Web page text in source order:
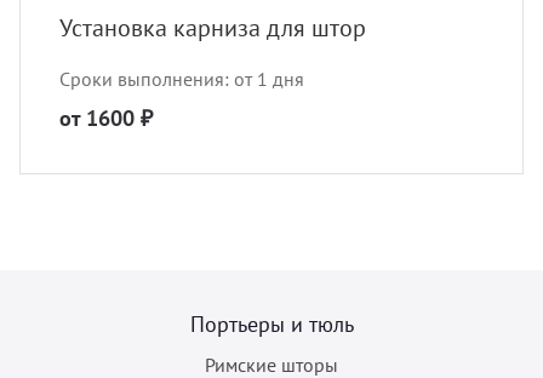
Установка карниза для штор
Сроки выполнения: от 1 дня
от 1600 ₽
Портьеры и тюль
Римские шторы